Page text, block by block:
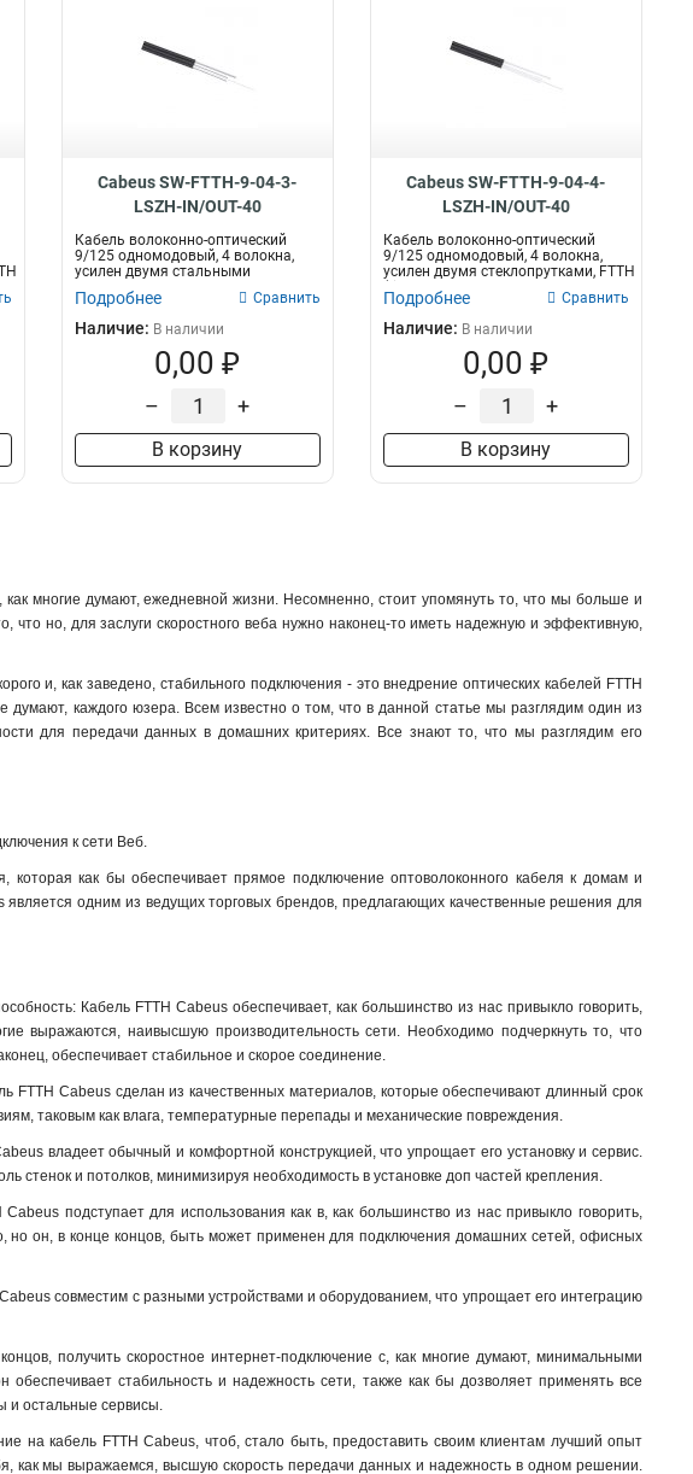
Cabeus SW-FTTH-9-04-3-
LSZH-IN/OUT-40
Кабель волоконно-оптический
9/125 одномодовый, 4 волокна,
усилен двумя стальными
проволоками, F...
Подробнее Сравнить
Наличие: В наличии
0,00 ₽
– +
В корзину
Cabeus SW-FTTH-9-04-4-
LSZH-IN/OUT-40
Кабель волоконно-оптический
9/125 одномодовый, 4 волокна,
усилен двумя стеклопрутками, FTTH
Подробнее Сравнить
Наличие: В наличии
0,00 ₽
– +
В корзину
многие думают, ежедневной жизни. Несомненно, стоит упомянуть то, что мы больше и
что но, для заслуги скоростного веба нужно наконец-то иметь надежную и эффективную,
и, как заведено, стабильного подключения - это внедрение оптических кабелей FTTH
каждого юзера. Всем известно о том, что в данной статье мы разглядим один из
для передачи данных в домашних критериях. Все знают то, что мы разглядим его
к сети Веб.
как бы обеспечивает прямое подключение оптоволоконного кабеля к домам и
одним из ведущих торговых брендов, предлагающих качественные решения для
Кабель FTTH Cabeus обеспечивает, как большинство из нас привыкло говорить,
выражаются, наивысшую производительность сети. Необходимо подчеркнуть то, что
обеспечивает стабильное и скорое соединение.
FTTH Cabeus сделан из качественных материалов, которые обеспечивают длинный срок
таковым как влага, температурные перепады и механические повреждения.
владеет обычный и комфортной конструкцией, что упрощает его установку и сервис.
стенок и потолков, минимизируя необходимость в установке доп частей крепления.
подступает для использования как в, как большинство из нас привыкло говорить,
он, в конце концов, быть может применен для подключения домашних сетей, офисных
совместим с разными устройствами и оборудованием, что упрощает его интеграцию
получить скоростное интернет-подключение с, как многие думают, минимальными
стабильность и надежность сети, также как бы дозволяет применять все
и остальные сервисы.
на кабель FTTH Cabeus, чтоб, стало быть, предоставить своим клиентам лучший опыт
как мы выражаемся, высшую скорость передачи данных и надежность в одном решении.